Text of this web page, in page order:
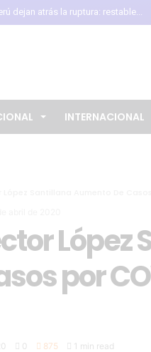
dejan atrás la ruptura: restable...
el calendario escolar 2026-
a Gianni Infantino pese a crític...
asume la presidencia de la Asoci...
INTERNACIONAL
López
por
0 875 1 min read